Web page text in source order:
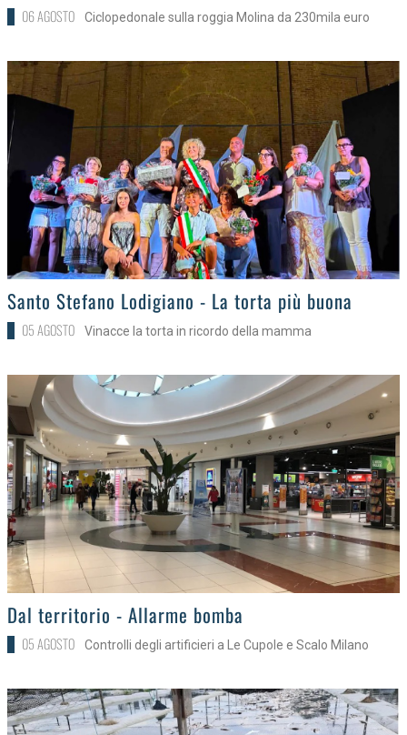
06 AGOSTO Ciclopedonale sulla roggia Molina da 230mila euro
>
Santo Stefano Lodigiano - La torta più buona
05 AGOSTO Vinacce la torta in ricordo della mamma
>
Dal territorio - Allarme bomba
05 AGOSTO Controlli degli artificieri a Le Cupole e Scalo Milano